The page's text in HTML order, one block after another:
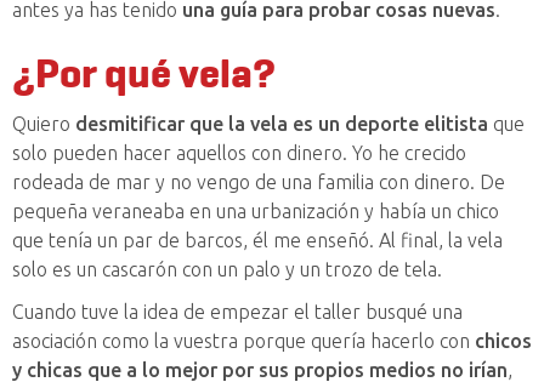
antes ya has tenido una guía para probar cosas nuevas.
¿Por qué vela?
Quiero desmitificar que la vela es un deporte elitista que
solo pueden hacer aquellos con dinero. Yo he crecido
rodeada de mar y no vengo de una familia con dinero. De
pequeña veraneaba en una urbanización y había un chico
que tenía un par de barcos, él me enseñó. Al final, la vela
solo es un cascarón con un palo y un trozo de tela.
Cuando tuve la idea de empezar el taller busqué una
asociación como la vuestra porque quería hacerlo con chicos
y chicas que a lo mejor por sus propios medios no irían,